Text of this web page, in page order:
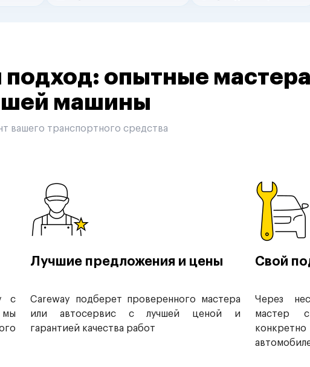
опытные
машины
вашего транспортного средства
с
мы
Лучшие предложения и цены
Careway подберет проверенного мастера
или автосервис с лучшей ценой и
гарантией качества работ
Свой
Через
мастер